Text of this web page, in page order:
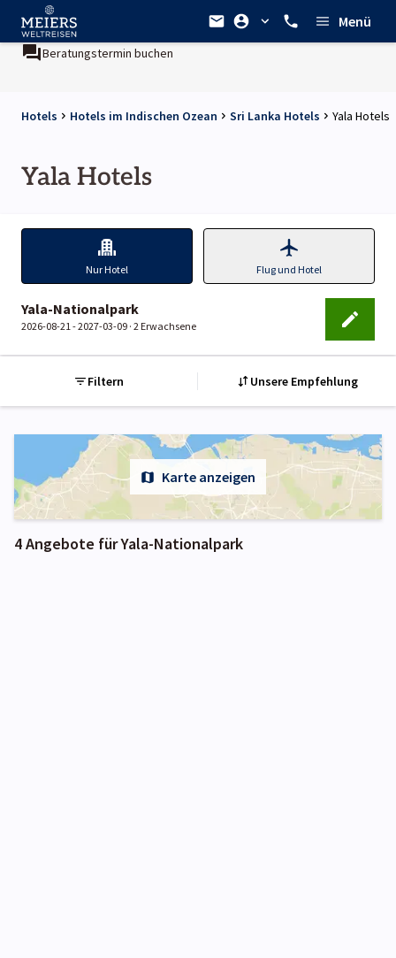
Menü
Beratungstermin buchen
Hotels Hotels im Indischen Ozean Sri Lanka Hotels Yala Hotels
Yala Hotels
Nur Hotel Flug und Hotel
Yala-Nationalpark
2026-08-21 - 2027-03-09 · 2 Erwachsene
Filtern Unsere Empfehlung
Karte anzeigen
4 Angebote für Yala-Nationalpark